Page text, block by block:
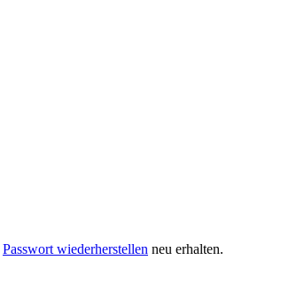
Passwort wiederherstellen neu erhalten.